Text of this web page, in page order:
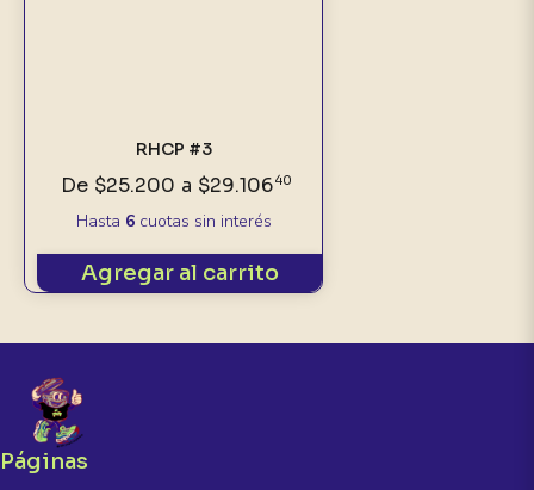
RHCP #3
De $25.200 a $29.10640
Hasta 6cuotas sin interés
Agregar al carrito
Páginas